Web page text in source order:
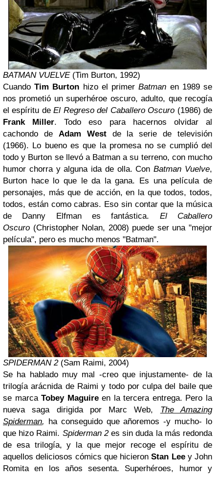
BATMAN VUELVE(Tim Burton, 1992)
CuandoTim Burton hizo el primerBatman en 1989 se
nos prometió un superhéroe oscuro, adulto, que recogía
el espíritu deEl Regreso del Caballero Oscuro (1986) de
Frank Miller. Todo eso para hacernos olvidar al
cachondo de Adam Westde la serie de televisión
(1966). Lo bueno es que la promesa no se cumplió del
todo y Burton se llevó a Batman a su terreno, con mucho
humor chorra y alguna ida de olla. ConBatman Vuelve,
Burton hace lo que le da la gana. Es una película de
personajes, más que de acción, en la que todos, todos,
todos, están como cabras. Eso sin contar que la música
de Danny Elfman es fantástica. El Caballero
Oscuro (Christopher Nolan, 2008) puede ser una "mejor
película", pero es mucho menos "Batman".
SPIDERMAN 2(Sam Raimi, 2004)
Se ha hablado muy mal -creo que injustamente- de la
trilogía arácnida de Raimi y todo por culpa del baile que
se marcaTobey Maguireen la tercera entrega. Pero la
nueva saga dirigida por Marc Web, The Amazing
Spiderman,
ha conseguido que añoremos -y mucho- lo
que hizo Raimi. Spiderman 2es sin duda la más redonda
de esa trilogía, y la que mejor recoge el espíritu de
aquellos deliciosos cómics que hicieronStan Leey John
Romita en los años sesenta. Superhéroes, humor y